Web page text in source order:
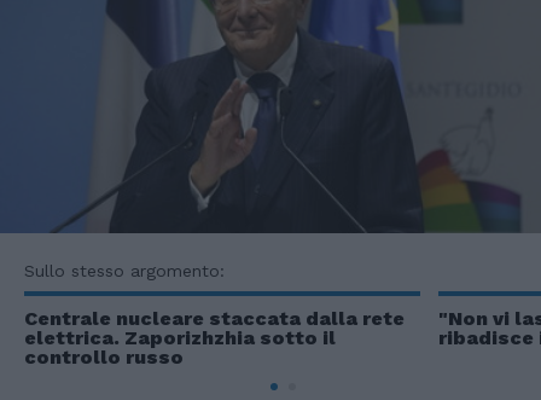
Sullo stesso argomento:
Centrale nucleare staccata dalla rete
elettrica. Zaporizhzhia sotto il
controllo russo
"Non vi
ribadisce